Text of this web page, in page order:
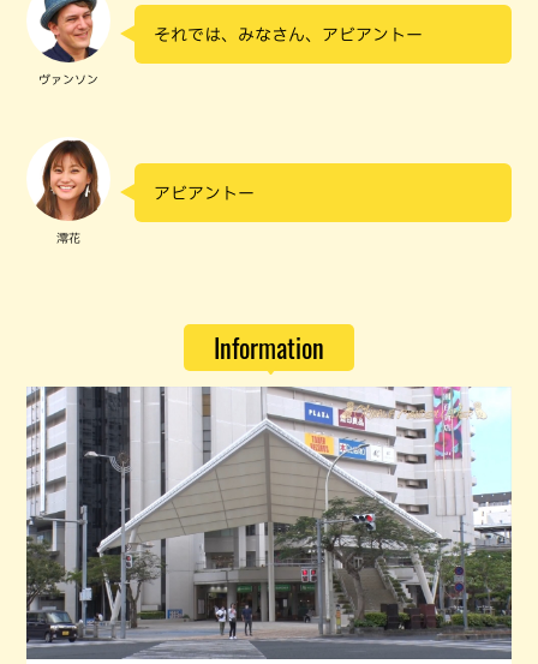
ヴァンソン
それでは、みなさん、アビアントー
澪花
アビアントー
Information